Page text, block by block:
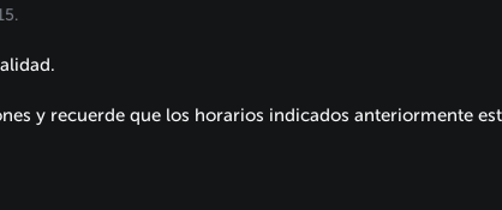
y recuerde que los horarios indicados anteriormente